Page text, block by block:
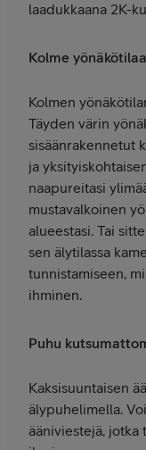
laadukkaana 2K-
Kolme yönäkötilaa
Kolmen
Täyden värin
sisäänrakennetut
ja
naapureitasi
mustavalkoinen
alueestasi. Tai
sen älytilassa
tunnistamiseen,
ihminen.
Puhu
Kaksisuuntaisen
älypuhelimella.
ääniviestejä, jotka